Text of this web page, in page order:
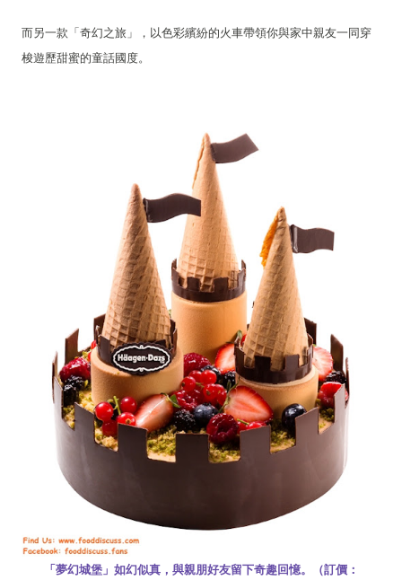
而另一款「奇幻之旅」，以色彩繽紛的火車帶領你與家中親友一同穿
梭遊歷甜蜜的童話國度。
「夢幻城堡」如幻似真，與親朋好友留下奇趣回憶。（訂價：